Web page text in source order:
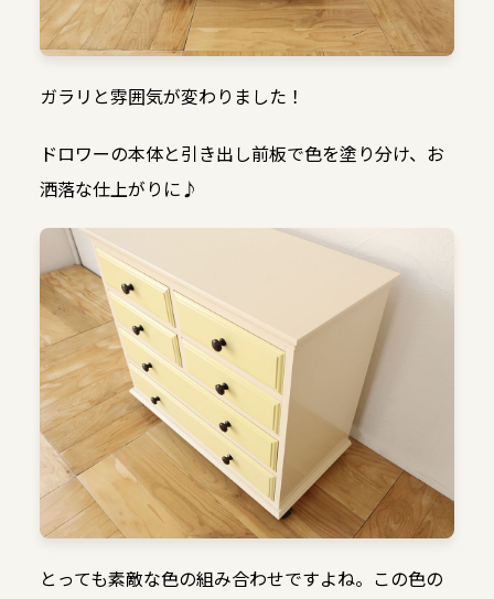
ガラリと雰囲気が変わりました！
ドロワーの本体と引き出し前板で色を塗り分け、お
洒落な仕上がりに♪
とっても素敵な色の組み合わせですよね。この色の